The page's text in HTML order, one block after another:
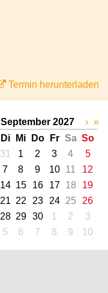
Termin herunterladen
September 2027
Di Mi Do Fr Sa So
31 1 2 3 4
5
7 8 9 10 11
12
14 15 16 17 18
19
21 22 23 24 25
26
28 29 30 1 2
3
5 6 7 8 9 10
› »